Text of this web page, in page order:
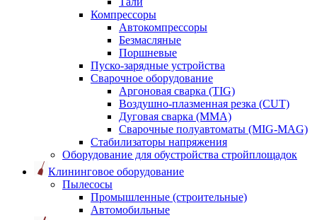
Компрессоры
Автокомпрессоры
Безмасляные
Поршневые
Пуско-зарядные устройства
Сварочное оборудование
Аргоновая сварка (TIG)
Воздушно-плазменная резка (CUT)
Дуговая сварка (ММА)
Сварочные полуавтоматы (MIG-MAG)
Стабилизаторы напряжения
Оборудование для обустройства стройплощадок
Клининговое оборудование
Пылесосы
Промышленные (строительные)
Автомобильные